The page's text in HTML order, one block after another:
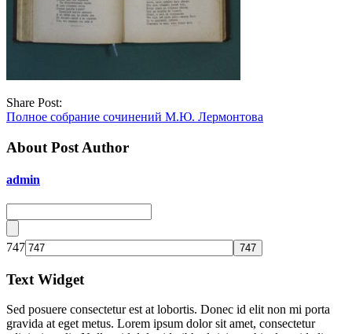
Share Post:
Полное собрание сочинений М.Ю. Лермонтова
About Post Author
admin
747
Text Widget
Sed posuere consectetur est at lobortis. Donec id elit non mi porta
gravida at eget metus. Lorem ipsum dolor sit amet, consectetur